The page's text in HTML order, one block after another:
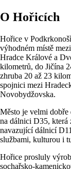
O Hořicích
Hořice v
výhodném místě
Hradce Králové a
kilometrů, do Jičína
zhruba 20 až 23
spojnici mezi
Novobydžovska.
Město je velmi
na dálnici D35, která
navazující dálnicí
službami, kulturou i
Hořice prosluly
sochařsko-